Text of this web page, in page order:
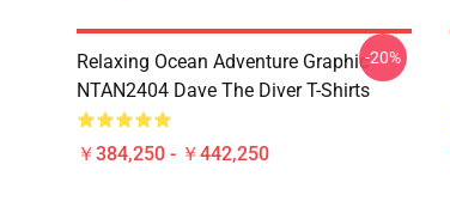
Relaxing Ocean Adventure Graphic
NTAN2404 Dave The Diver T-Shirts
￥384,250 - ￥442,250
-20%